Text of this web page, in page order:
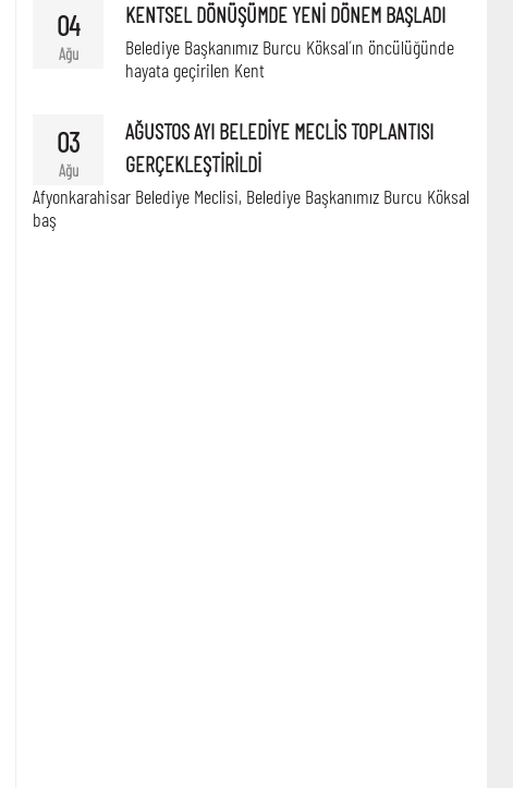
04
Ağu
KENTSEL DÖNÜŞÜMDE YENİ DÖNEM BAŞLADI
Belediye Başkanımız Burcu Köksal´ın öncülüğünde
hayata geçirilen Kent
03
Ağu
AĞUSTOS AYI BELEDİYE MECLİS TOPLANTISI
GERÇEKLEŞTİRİLDİ
Afyonkarahisar Belediye Meclisi, Belediye Başkanımız Burcu Köksal
baş